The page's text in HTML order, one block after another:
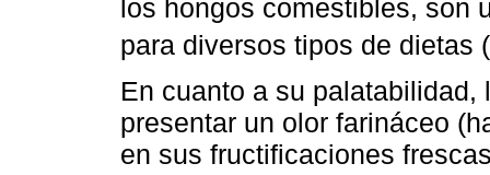
los hongos comestibles, son
para diversos tipos de dietas (
En cuanto a su
presentar un olor farináceo
en sus fructificaciones